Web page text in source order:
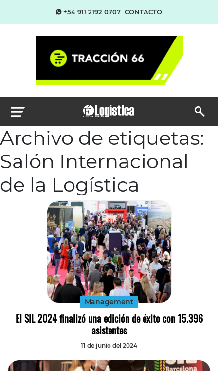
+54 911 2192 0707 CONTACTO
Archivo de etiquetas:
Salón Internacional
de la Logística
Management
El SIL 2024 finalizó una edición de éxito con 15.396
asistentes
11 de junio del 2024